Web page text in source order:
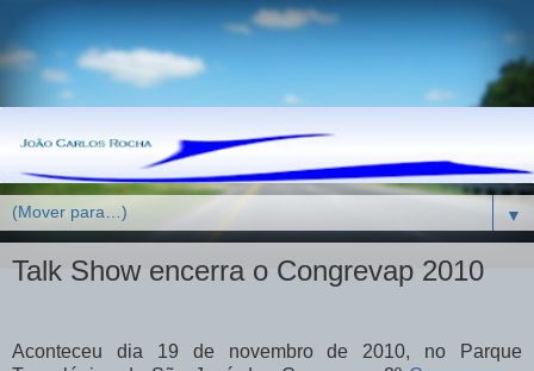
▼
Talk Show encerra o Congrevap 2010
Aconteceu dia 19 de novembro de 2010, no Parque